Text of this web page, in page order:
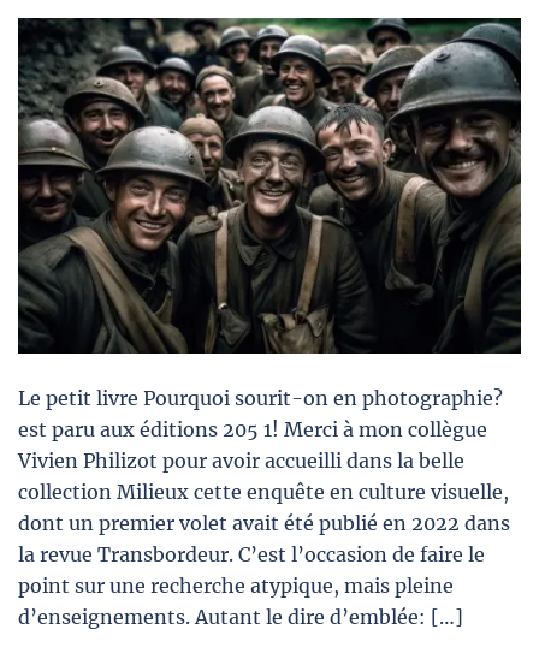
Le petit livre Pourquoi sourit-on en photographie?
est paru aux éditions 205 1! Merci à mon collègue
Vivien Philizot pour avoir accueilli dans la belle
collection Milieux cette enquête en culture visuelle,
dont un premier volet avait été publié en 2022 dans
la revue Transbordeur. C’est l’occasion de faire le
point sur une recherche atypique, mais pleine
d’enseignements. Autant le dire d’emblée: […]